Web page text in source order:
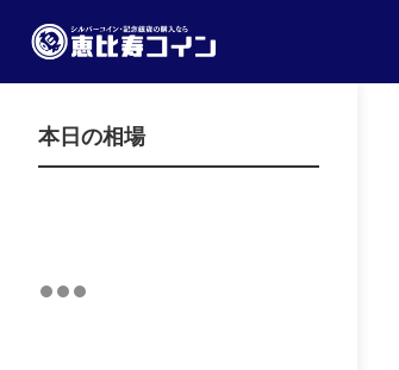
本日の相場